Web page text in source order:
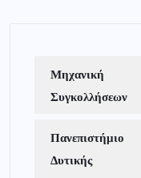
Μηχανική
Συγκολλήσεων
Πανεπιστήμιο
Δυτικής